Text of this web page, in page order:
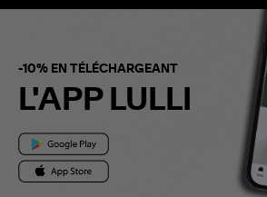
-10% EN TÉLÉCHARGEANT
L'APP LULLI